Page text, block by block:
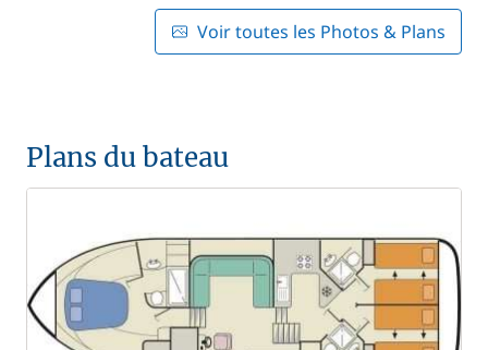
Voir toutes les Photos & Plans
Plans du bateau